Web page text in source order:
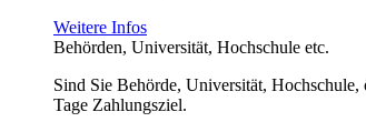
Weitere Infos
Behörden, Universität, Hochschule etc.
Sind Sie Behörde, Universität,
Tage Zahlungsziel.